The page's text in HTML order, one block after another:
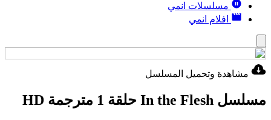
مسلسلات انمي
افلام انمي
مشاهدة وتحميل المسلسل
مسلسل In the Flesh حلقة 1 مترجمة HD